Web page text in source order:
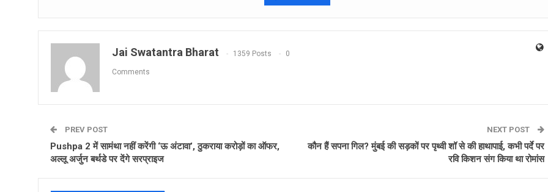
Jai Swatantra Bharat 1359 Posts 0
Comments
PREV POST
Pushpa 2 में सामंथा नहीं करेंगी ‘ऊ अंटावा’, ठुकराया करोड़ों का ऑफर,
अल्‍लू अर्जुन बर्थडे पर देंगे सरप्राइज
NEXT POST
कौन हैं सपना गिल? मुंबई की सड़कों पर पृथ्वी शॉ से की हाथापाई, कभी पर्दे पर
रवि किशन संग किया था रोमांस